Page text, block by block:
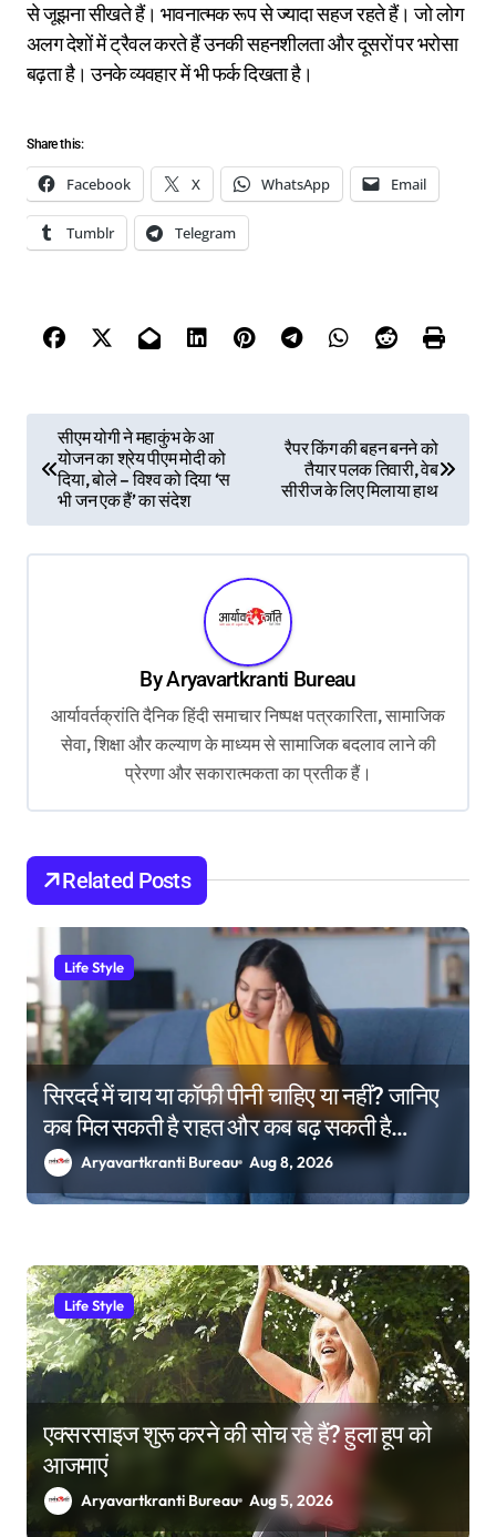
से जूझना सीखते हैं। भावनात्मक रूप से ज्यादा सहज रहते हैं। जो लोग
अलग देशों में ट्रैवल करते हैं उनकी सहनशीलता और दूसरों पर भरोसा
बढ़ता है। उनके व्यवहार में भी फर्क दिखता है।
Share this:
Facebook X WhatsApp Email
Tumblr Telegram
o
n
सीएम योगी ने महाकुंभ के आ
योजन का श्रेय पीएम मोदी को
दिया, बोले – विश्व को दिया ‘स
भी जन एक हैं’ का संदेश
रैपर किंग की बहन बनने को
तैयार पलक तिवारी, वेब
सीरीज के लिए मिलाया हाथ
ByAryavartkranti Bureau
आर्यावर्तक्रांति दैनिक हिंदी समाचार निष्पक्ष पत्रकारिता, सामाजिक
सेवा, शिक्षा और कल्याण के माध्यम से सामाजिक बदलाव लाने की
प्रेरणा और सकारात्मकता का प्रतीक हैं।
Related Posts
Life Style
सिरदर्द में चाय या कॉफी पीनी चाहिए या नहीं? जानिए
कब मिल सकती है राहत और कब बढ़ सकती है
परेशानीAryavartkranti Bureau Aug 8, 2026
Life Style
एक्सरसाइज शुरू करने की सोच रहे हैं? हुला हूप को
आजमाएं
Aryavartkranti Bureau Aug 5, 2026